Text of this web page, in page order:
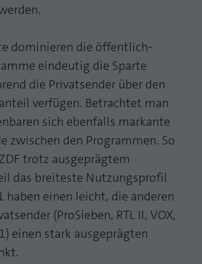
dominieren die öffentlich-
eindeutig die Sparte
die Privatsender über den
verfügen. Betrachtet man
sich ebenfalls markante
zwischen den Programmen. So
trotz ausgeprägtem
das breiteste Nutzungsprofil
haben einen leicht, die anderen
(ProSieben, RTL II, VOX,
einen stark ausgeprägten